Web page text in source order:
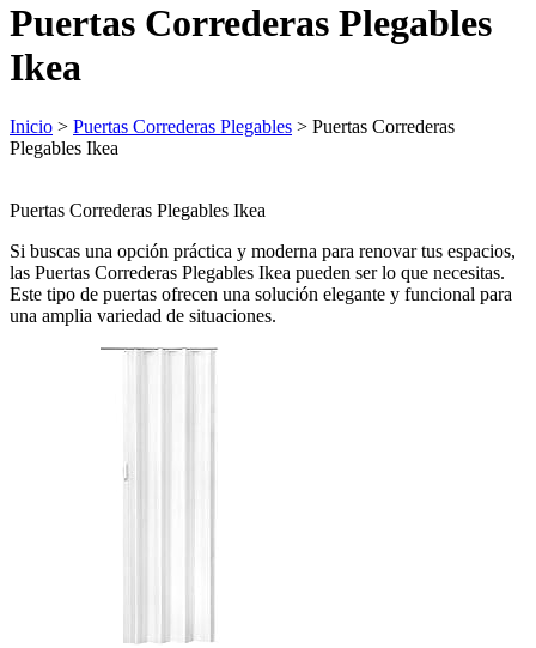
Puertas Correderas Plegables
Ikea
Inicio > Puertas Correderas Plegables > Puertas Correderas
Plegables Ikea
Puertas Correderas Plegables Ikea
Si buscas una opción práctica y moderna para renovar tus espacios,
las Puertas Correderas Plegables Ikea pueden ser lo que necesitas.
Este tipo de puertas ofrecen una solución elegante y funcional para
una amplia variedad de situaciones.